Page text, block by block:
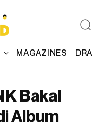
MAGAZINES
Bakal
Album